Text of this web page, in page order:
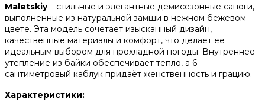
Maletskiy– стильные и элегантные демисезонные сапоги,
выполненные из натуральной замши в нежном бежевом
цвете. Эта модель сочетает изысканный дизайн,
качественные материалы и комфорт, что делает её
идеальным выбором для прохладной погоды. Внутреннее
утепление из байки обеспечивает тепло, а 6-
сантиметровый каблук придаёт женственность и грацию.
Характеристики: